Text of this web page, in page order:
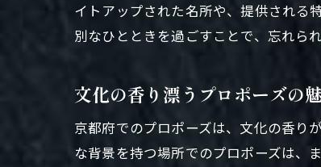
イトアップされた名所や、提供される
別なひとときを過ごすことで、忘れら
文化の香り漂うプロポーズの
京都府でのプロポーズは、文化の香り
な背景を持つ場所でのプロポーズは、